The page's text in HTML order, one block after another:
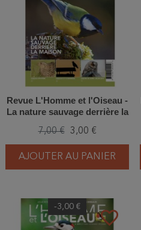
Revue L'Homme et l'Oiseau -
La nature sauvage derrière la
7,00 € 3,00 €
AJOUTER AU PANIER
favorite_border
-3,00 €